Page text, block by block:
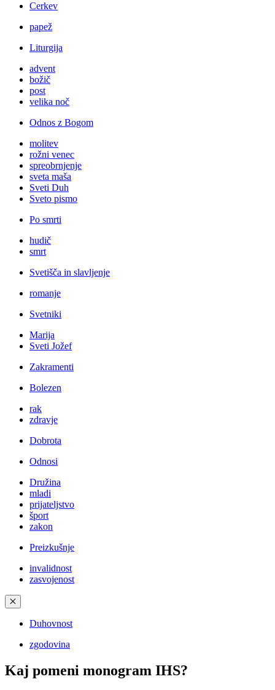
Cerkev
papež
Liturgija
advent
božič
post
velika noč
Odnos z Bogom
molitev
rožni venec
spreobrnjenje
sveta maša
Sveti Duh
Sveto pismo
Po smrti
hudič
smrt
Svetišča in slavljenje
romanje
Svetniki
Marija
Sveti Jožef
Zakramenti
Bolezen
rak
zdravje
Dobrota
Odnosi
Družina
mladi
prijateljstvo
šport
zakon
Preizkušnje
invalidnost
zasvojenost
✕
Duhovnost
zgodovina
Kaj pomeni monogram IHS?